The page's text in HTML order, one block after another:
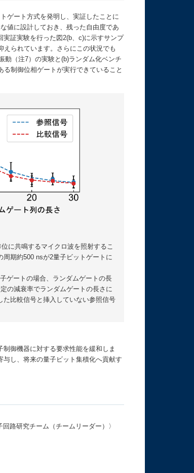
ゲート方式を発明し、実証したことに
値に設計しておき、残った自由度であ
証実験を行った図2(b、c)に示すサンプ
られています。さらにこの状況でも
動（注7）の実験と(b)ランダム化ベンチ
制御位相ゲートが実行できていること
に共鳴するマイクロ波を照射するこ
期約500 nsが2量子ビットゲートに
ゲートの場合、ランダムゲートの長
の減衰率でランダムゲートの長さに
比較信号と挿入していない参照信号
御機器に対する要求性能を緩和しま
し、将来の量子ビット集積化へ貢献す
路研究チーム（チームリーダー）〉